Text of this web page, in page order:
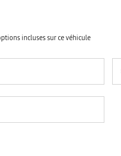
incluses sur ce véhicule